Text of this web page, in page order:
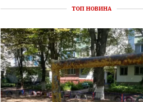
ТОП НОВИНА